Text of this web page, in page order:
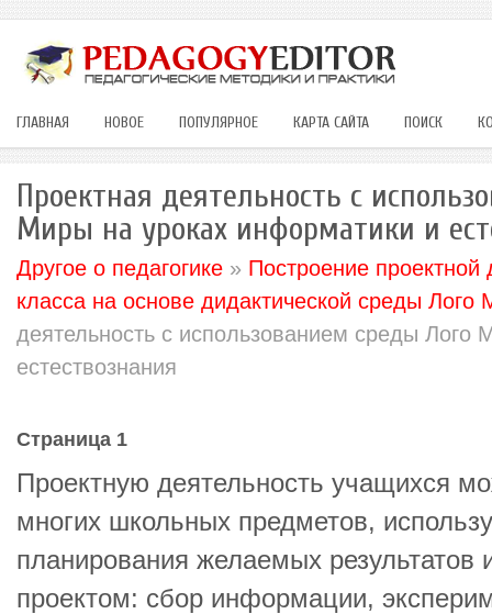
ГЛАВНАЯ НОВОЕ ПОПУЛЯРНОЕ КАРТА САЙТА ПОИСК
Проектная деятельность с
Миры на уроках информатики и
Другое о педагогике » Построение проектной
класса на основе дидактической среды Лого
деятельность с использованием среды
естествознания
Страница 1
Проектную деятельность учащихся
многих школьных предметов,
планирования желаемых результатов
проектом: сбор информации,